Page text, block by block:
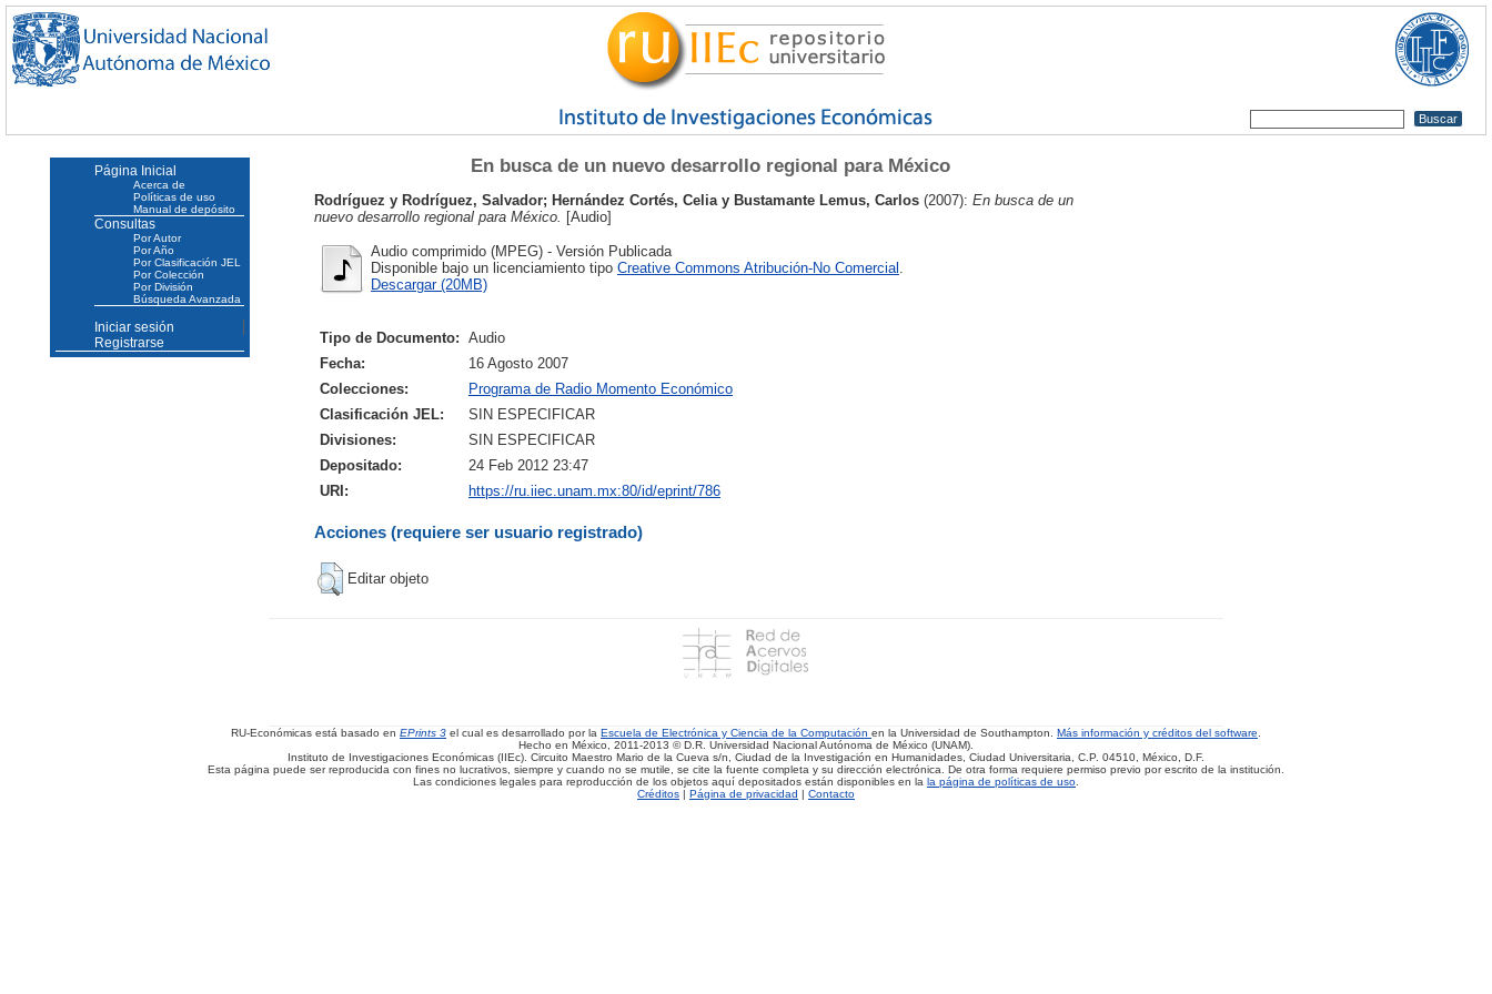
En busca de un nuevo desarrollo regional para México
Rodríguez y Rodríguez, Salvador; Hernández Cortés, Celia y Bustamante Lemus, Carlos (2007): En busca de un
nuevo desarrollo regional para México.
[Audio]
Audio comprimido (MPEG) - Versión Publicada
Disponible bajo un licenciamiento tipo Creative Commons Atribución-No Comercial
Descargar (20MB)
Tipo de Documento: Audio
Fecha:
16 Agosto 2007
Colecciones:
Programa de Radio Momento Económico
Clasificación JEL:
SIN ESPECIFICAR
Divisiones:
SIN ESPECIFICAR
Depositado:
24 Feb 2012 23:47
URI:
https://ru.iiec.unam.mx:80/id/eprint/786
Acciones (requiere ser usuario registrado)
Editar objeto
Página Inicial
Acerca de
Políticas de uso
Manual de depósito
Consultas
Por Autor
Por Año
Por Clasificación JEL
Por Colección
Por División
Búsqueda Avanzada
Iniciar sesión
Registrarse
RU-Económicas está basado en EPrints 3 el cual es desarrollado por la Escuela de Electrónica y Ciencia de la Computación en la Universidad de Southampton. Más información y créditos del software
Hecho en México, 2011-2013 © D.R. Universidad Nacional Autónoma de México (UNAM).
Instituto de Investigaciones Económicas (IIEc). Circuito Maestro Mario de la Cueva s/n, Ciudad de la Investigación en Humanidades, Ciudad Universitaria, C.P. 04510, México, D.F.
Esta página puede ser reproducida con fines no lucrativos, siempre y cuando no se mutile, se cite la fuente completa y su dirección electrónica. De otra forma requiere permiso previo por escrito de la institución.
Las condiciones legales para reproducción de los objetos aquí depositados están disponibles en la la página de políticas de uso
Créditos | Página de privacidad | Contacto